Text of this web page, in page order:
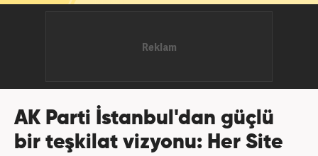
AK Parti İstanbul'dan güçlü
bir teşkilat vizyonu: Her Site